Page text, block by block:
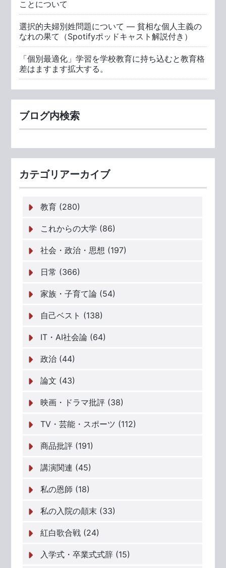
ことについて
選択的夫婦別姓問題について ― 貧相な個人主義の
なれの果て（Spotifyポッドキャスト解説付き）
「個別最適化」学習を学校教育に持ち込むと教育格
差はますます拡大する。
ブログ内検索
カテゴリアーカイブ
教育 (280)
これからの大学 (86)
社会・政治・思想 (197)
日常 (366)
家族・子育て論 (54)
自己ベスト (138)
IT・AI社会論 (64)
政治 (44)
論文 (43)
映画・ドラマ批評 (38)
TV・芸能・スポーツ (112)
商品批評 (191)
講演関連 (45)
私の恩師 (18)
私の入院の顛末 (33)
紅白歌合戦 (24)
入学式・卒業式式辞 (15)